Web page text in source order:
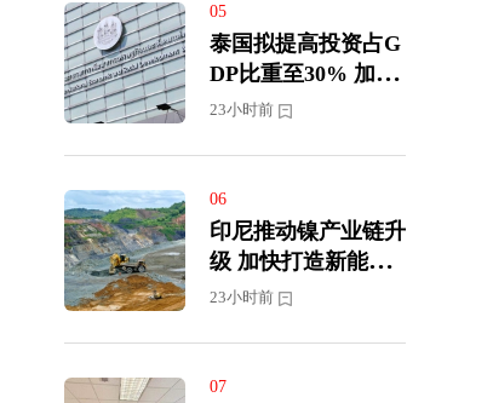
05
泰国拟提高投资占G
DP比重至30% 加快
迈向高收入经济体
23小时前
06
印尼推动镍产业链升
级 加快打造新能源
汽车供应中心
23小时前
07